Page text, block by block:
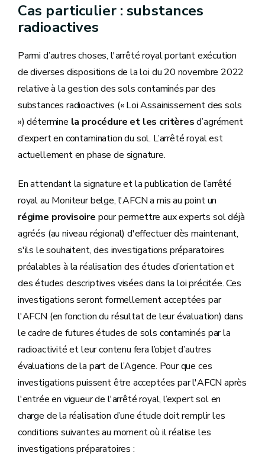
Cas particulier : substances
radioactives
Parmi d’autres choses, l'arrêté royal portant exécution
de diverses dispositions de la loi du 20 novembre 2022
relative à la gestion des sols contaminés par des
substances radioactives (« Loi Assainissement des sols
») détermine la procédure et les critèresd’agrément
d’expert en contamination du sol. L’arrêté royal est
actuellement en phase de signature.
En attendant la signature et la publication de l’arrêté
royal au Moniteur belge, l'AFCN a mis au point un
régime provisoire pour permettre aux experts sol déjà
agréés (au niveau régional) d'effectuer dès maintenant,
s'ils le souhaitent, des investigations préparatoires
préalables à la réalisation des études d’orientation et
des études descriptives visées dans la loi précitée. Ces
investigations seront formellement acceptées par
l'AFCN (en fonction du résultat de leur évaluation) dans
le cadre de futures études de sols contaminés par la
radioactivité et leur contenu fera l’objet d’autres
évaluations de la part de l’Agence. Pour que ces
investigations puissent être acceptées par l'AFCN après
l'entrée en vigueur de l'arrêté royal, l’expert sol en
charge de la réalisation d’une étude doit remplir les
conditions suivantes au moment où il réalise les
investigations préparatoires :